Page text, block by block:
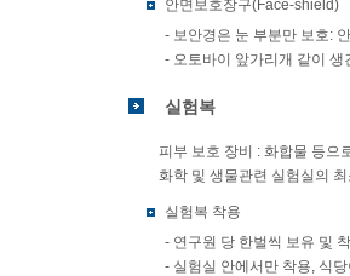
안면보호장구(Face-shield)
- 보안경은 눈 부분만 보호:
- 오토바이 앞가리개 같이
실험복
피부 보호 장비 : 화합물 등으
화학 및 생물관련 실험실의
실험복 착용
- 연구원 당 한벌씩 보유 및
- 실험실 안에서만 착용, 식